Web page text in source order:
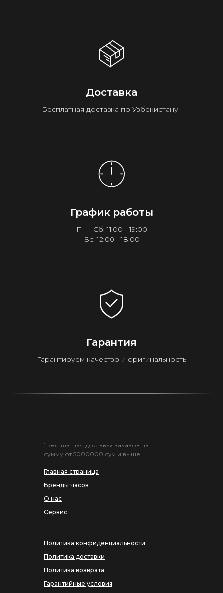
Доставка
Бесплатная доставка по Узбекистану¹
График работы
Пн - Сб: 11:00 - 19:00
Вс: 12:00 - 18:00
Гарантия
Гарантируем качество и оригинальность
Главная страница
Бренды часов
О нас
Сервис
¹Бесплатная доставка заказов на
сумму от 5000000 сум и выше.
Политика конфиденциальности
Политика доставки
Политика возврата
Гарантийные условия